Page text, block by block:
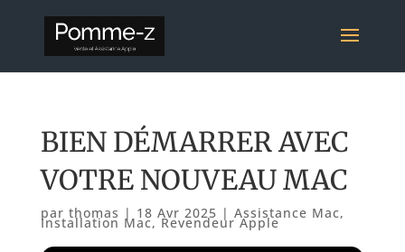
BIEN DÉMARRER AVEC
VOTRE NOUVEAU MAC
par thomas | 18 Avr 2025 | Assistance Mac,
Installation Mac,Revendeur Apple